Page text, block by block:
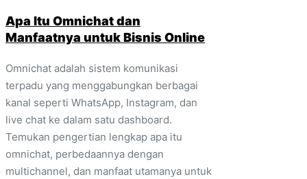
Apa Itu Omnichat dan
Manfaatnya untuk Bisnis Online
Omnichat adalah sistem komunikasi
terpadu yang menggabungkan berbagai
kanal seperti WhatsApp, Instagram, dan
live chat ke dalam satu dashboard.
Temukan pengertian lengkap apa itu
omnichat, perbedaannya dengan
multichannel, dan manfaat utamanya untuk